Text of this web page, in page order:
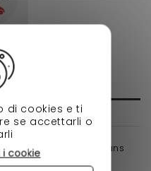
pour voiture sans
di cookies e ti
se accettarli o
cookie